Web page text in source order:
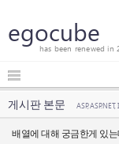
egocube
has been renewed in
게시판 본문 ASP,
배열에 대해 궁금한게 있는